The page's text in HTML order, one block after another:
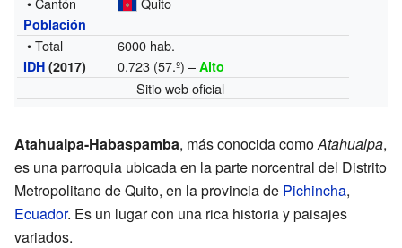
Población
• Total 6000 hab.
IDH (2017) 0.723 (57.º) –Alto
Sitio web oficial
Atahualpa-Habaspamba, más conocida comoAtahualpa,
es una parroquia ubicada en la parte norcentral del Distrito
Metropolitano de Quito, en la provincia de Pichincha,
Ecuador. Es un lugar con una rica historia y paisajes
variados.